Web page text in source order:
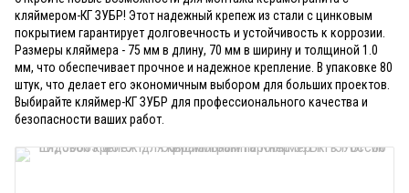
кляймером-КГ ЗУБР! Этот надежный крепеж из стали с цинковым
покрытием гарантирует долговечность и устойчивость к коррозии.
Размеры кляймера - 75 мм в длину, 70 мм в ширину и толщиной 1.0
мм, что обеспечивает прочное и надежное крепление. В упаковке 80
штук, что делает его экономичным выбором для больших проектов.
Выбирайте кляймер-КГ ЗУБР для профессионального качества и
безопасности ваших работ.